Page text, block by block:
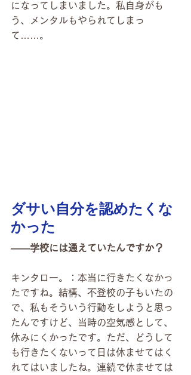
になってしまいました。私自身がも
う、メンタルもやられてしまっ
て……。
ダサい自分を認めたくな
かった
――学校には通えていたんですか？
キンタロー。：本当に行きたくなかっ
たですね。結構、不登校の子もいたの
で、私もそういう行動をしようと思っ
たんですけど、当時の空気感として、
休みにくかったです。ただ、どうして
も行きたくないって日は休ませてはく
れてはいましたね。連続で休ませては